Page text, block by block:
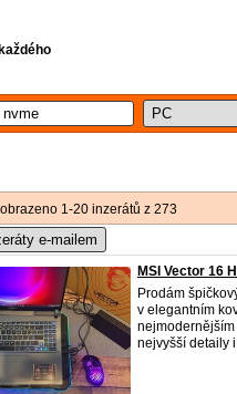
1-20 inzerátů z 273
e-mailem
MSI Vector 16
Prodám
v elegantním
nejvyšší detaily